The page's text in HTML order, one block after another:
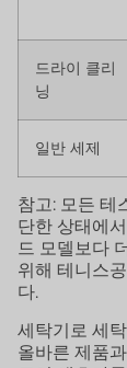
드라이 클리
닝
일반 세제
참고: 모든 테
단한 상태에
드 모델보다
위해 테니스
다.
세탁기로 세
올바른 제품